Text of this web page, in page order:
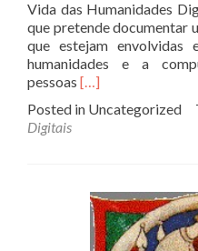
Vida das Humanidades
que pretende documentar
que estejam envolvidas
humanidades e a
pessoas Read
about
Digitais
2013
[…]
Posted in Uncategorized
Digitais